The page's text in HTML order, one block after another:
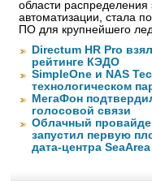
области распределения
автоматизации, стала
ПО для крупнейшего
Directum HR Pro
рейтинге КЭДО
SimpleOne и NAS
технологическом
МегаФон
голосовой связи
Облачный
запустил первую
дата-центра